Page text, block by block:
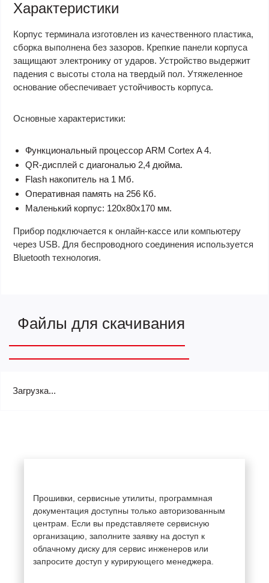
Характеристики
Корпус терминала изготовлен из качественного пластика,
сборка выполнена без зазоров. Крепкие панели корпуса
защищают электронику от ударов. Устройство выдержит
падения с высоты стола на твердый пол. Утяжеленное
основание обеспечивает устойчивость корпуса.
Основные характеристики:
Функциональный процессор ARM Cortex A 4.
QR-дисплей с диагональю 2,4 дюйма.
Flash накопитель на 1 Мб.
Оперативная память на 256 Кб.
Маленький корпус: 120х80х170 мм.
Прибор подключается к онлайн-кассе или компьютеру
через USB. Для беспроводного соединения используется
Bluetooth технология.
Файлы для скачивания
Загрузка...
Прошивки, сервисные утилиты, программная
документация доступны только авторизованным
центрам. Если вы представляете сервисную
организацию, заполните заявку на доступ к
облачному диску для сервис инженеров или
запросите доступ у курирующего менеджера.